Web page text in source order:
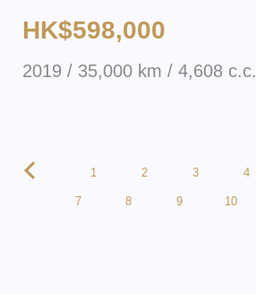
HK$598,000
2019 / 35,000 km / 4,608 c.c.
1 2 3 4
7 8 9 10